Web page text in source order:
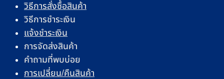
วิธีการสั่งซื้อสินค้า
วิธีการชำระเงิน
แจ้งชำระเงิน
การจัดส่งสินค้า
คำถามที่พบบ่อย
การเปลี่ยน/คืนสินค้า